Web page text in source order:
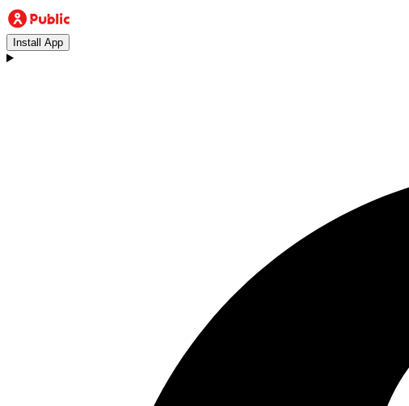
Install App